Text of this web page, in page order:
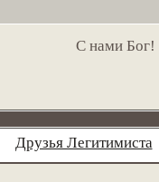
С нами Бог!
Друзья Легитимиста